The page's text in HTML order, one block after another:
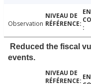
Observation
Reduced the fiscal
events.